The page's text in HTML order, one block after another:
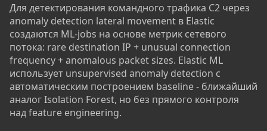
Для детектирования командного трафика C2 через
anomaly detection lateral movement в Elastic
создаются ML-jobs на основе метрик сетевого
потока: rare destination IP + unusual connection
frequency + anomalous packet sizes. Elastic ML
использует unsupervised anomaly detection с
автоматическим построением baseline - ближайший
аналог Isolation Forest, но без прямого контроля
над feature engineering.